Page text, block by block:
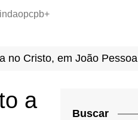
no Cristo, em João Pessoa
a
Buscar